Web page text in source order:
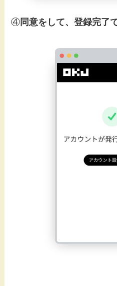
④ 同意をして、登録完了